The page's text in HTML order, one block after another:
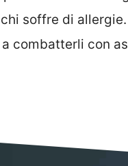
soffre di
combatterli con